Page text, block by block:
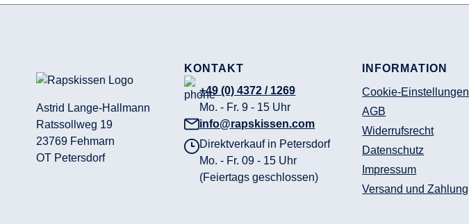
Astrid Lange-Hallmann
Ratssollweg 19
23769 Fehmarn
OT Petersdorf
KONTAKT
+49 (0) 4372 / 1269
Mo. - Fr. 9 - 15 Uhr
info@rapskissen.com
Direktverkauf in Petersdorf
Mo. - Fr. 09 - 15 Uhr
(Feiertags geschlossen)
INFORMATION
Cookie-Einstellungen
AGB
Widerrufsrecht
Datenschutz
Impressum
Versand und Zahlung